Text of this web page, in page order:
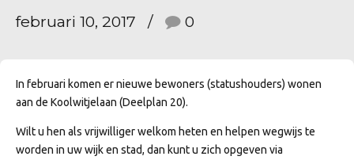
februari 10, 2017 0
In februari komen er nieuwe bewoners (statushouders) wonen
aan de Koolwitjelaan (Deelplan 20).
Wilt u hen als vrijwilliger welkom heten en helpen wegwijs te
worden in uw wijk en stad, dan kunt u zich opgeven via